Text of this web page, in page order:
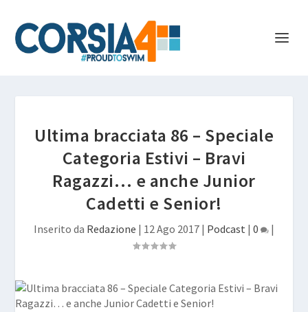
Ultima bracciata 86 – Speciale
Categoria Estivi – Bravi
Ragazzi… e anche Junior
Cadetti e Senior!
Inserito da Redazione | 12 Ago 2017 | Podcast | 0 |